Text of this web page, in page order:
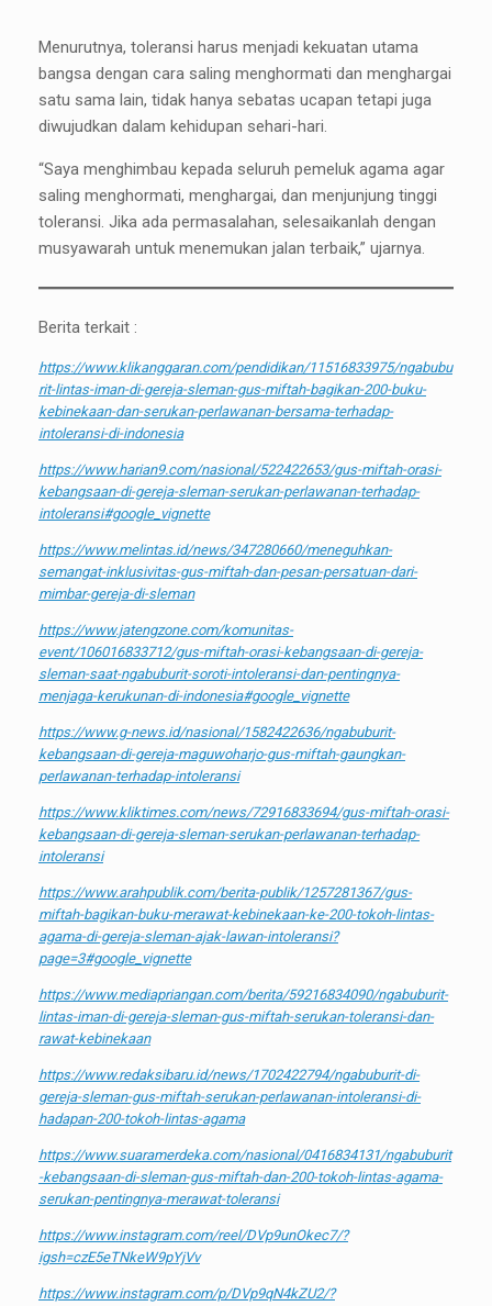
Menurutnya, toleransi harus menjadi kekuatan utama
bangsa dengan cara saling menghormati dan menghargai
satu sama lain, tidak hanya sebatas ucapan tetapi juga
diwujudkan dalam kehidupan sehari-hari.
“Saya menghimbau kepada seluruh pemeluk agama agar
saling menghormati, menghargai, dan menjunjung tinggi
toleransi. Jika ada permasalahan, selesaikanlah dengan
musyawarah untuk menemukan jalan terbaik,” ujarnya.
Berita terkait :
https://www.klikanggaran.com/pendidikan/11516833975/ngabubu
rit-lintas-iman-di-gereja-sleman-gus-miftah-bagikan-200-buku-
kebinekaan-dan-serukan-perlawanan-bersama-terhadap-
intoleransi-di-indonesia
https://www.harian9.com/nasional/522422653/gus-miftah-orasi-
kebangsaan-di-gereja-sleman-serukan-perlawanan-terhadap-
intoleransi#google_vignette
https://www.melintas.id/news/347280660/meneguhkan-
semangat-inklusivitas-gus-miftah-dan-pesan-persatuan-dari-
mimbar-gereja-di-sleman
https://www.jatengzone.com/komunitas-
event/106016833712/gus-miftah-orasi-kebangsaan-di-gereja-
sleman-saat-ngabuburit-soroti-intoleransi-dan-pentingnya-
menjaga-kerukunan-di-indonesia#google_vignette
https://www.g-news.id/nasional/1582422636/ngabuburit-
kebangsaan-di-gereja-maguwoharjo-gus-miftah-gaungkan-
perlawanan-terhadap-intoleransi
https://www.kliktimes.com/news/72916833694/gus-miftah-orasi-
kebangsaan-di-gereja-sleman-serukan-perlawanan-terhadap-
intoleransi
https://www.arahpublik.com/berita-publik/1257281367/gus-
miftah-bagikan-buku-merawat-kebinekaan-ke-200-tokoh-lintas-
agama-di-gereja-sleman-ajak-lawan-intoleransi?
page=3#google_vignette
https://www.mediapriangan.com/berita/59216834090/ngabuburit-
lintas-iman-di-gereja-sleman-gus-miftah-serukan-toleransi-dan-
rawat-kebinekaan
https://www.redaksibaru.id/news/1702422794/ngabuburit-di-
gereja-sleman-gus-miftah-serukan-perlawanan-intoleransi-di-
hadapan-200-tokoh-lintas-agama
https://www.suaramerdeka.com/nasional/0416834131/ngabuburit
-kebangsaan-di-sleman-gus-miftah-dan-200-tokoh-lintas-agama-
serukan-pentingnya-merawat-toleransi
https://www.instagram.com/reel/DVp9unOkec7/?
igsh=czE5eTNkeW9pYjVv
https://www.instagram.com/p/DVp9qN4kZU2/?